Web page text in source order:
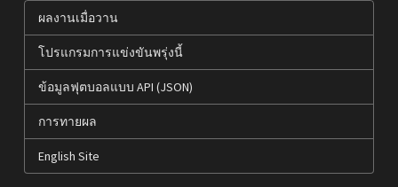
ผลงานเมื่อวาน
โปรแกรมการแข่งขันพรุ่งนี้
ข้อมูลฟุตบอลแบบ API (JSON)
การทายผล
English Site